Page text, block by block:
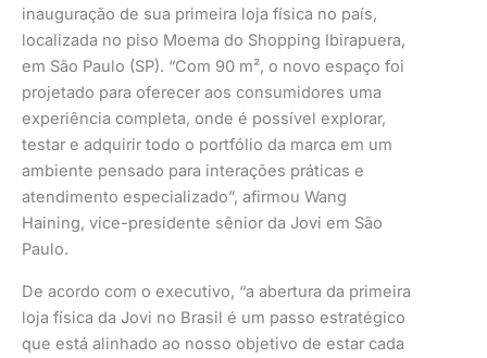
inauguração de sua primeira loja física no país,
localizada no piso Moema do Shopping Ibirapuera,
em São Paulo (SP). “Com 90 m², o novo espaço foi
projetado para oferecer aos consumidores uma
experiência completa, onde é possível explorar,
testar e adquirir todo o portfólio da marca em um
ambiente pensado para interações práticas e
atendimento especializado”, afirmou Wang
Haining, vice-presidente sênior da Jovi em São
Paulo.
De acordo com o executivo, “a abertura da primeira
loja física da Jovi no Brasil é um passo estratégico
que está alinhado ao nosso objetivo de estar cada